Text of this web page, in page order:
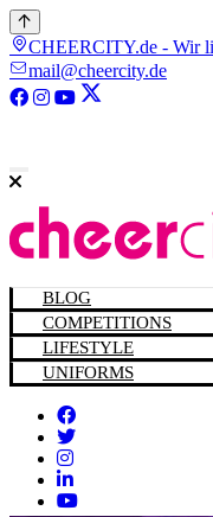
CHEERCITY.de - Wir
mail@cheercity.de
BLOG
COMPETITIONS
LIFESTYLE
UNIFORMS